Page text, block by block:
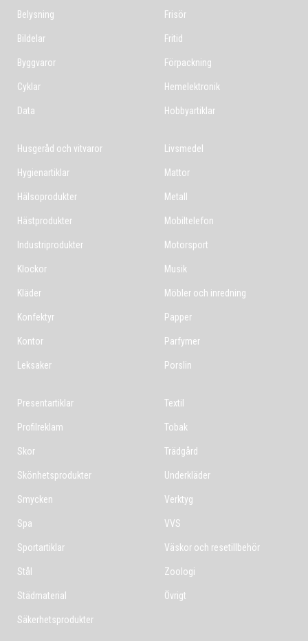
Belysning
Bildelar
Byggvaror
Cyklar
Data
Frisör
Fritid
Förpackning
Hemelektronik
Hobbyartiklar
Husgeråd och vitvaror
Hygienartiklar
Hälsoprodukter
Hästprodukter
Industriprodukter
Klockor
Kläder
Konfektyr
Kontor
Leksaker
Livsmedel
Mattor
Metall
Mobiltelefon
Motorsport
Musik
Möbler och inredning
Papper
Parfymer
Porslin
Presentartiklar
Profilreklam
Skor
Skönhetsprodukter
Smycken
Spa
Sportartiklar
Stål
Städmaterial
Säkerhetsprodukter
Textil
Tobak
Trädgård
Underkläder
Verktyg
VVS
Väskor och resetillbehör
Zoologi
Övrigt